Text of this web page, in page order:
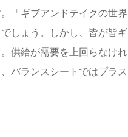
「ギブアンドテイクの世界
しょう。しかし、皆が皆ギ
供給が需要を上回らなけれ
バランスシートではプラス